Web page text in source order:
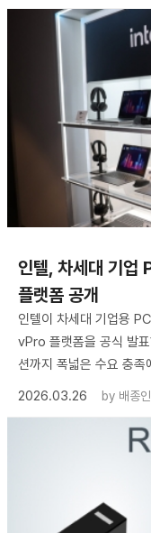
인텔, 차세대 기업
플랫폼 공개
인텔이 차세대 기업용
vPro 플랫폼을 공식 발
션까지 폭넓은 수요 충족
2026.03.26
by 배종